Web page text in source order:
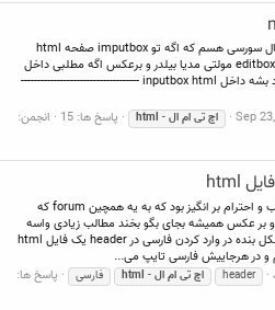
با سلام و تبریک عیدقربان من دنبال سورسی هسم که اگه تو imputbox صفحه html
مطلبی نوشته بشه لود بشه داخل editbox مولتی مدیا بیلدر و برعکس اگه مطلبی داخل
editbox مولتی مدیا تایپ بشه لود بشه داخل inputbox html ------------------------------------
Sep
html - اچ تی ام ال پاسخ ها: 15
انجمن:
سلام دوستان اولا بسیار واسم جالب و احترام بر انگیز بود که به یه همچین forum که
و بر عکس همیشه بجای بگو بخند مطالب زیادی واسه
یادگیری داره برخوردم ٬ ممنون مشکل بنده در وارد کردن فارسی در header یک فایل html
header
html - اچ تی ام ال فارسی
پاسخ ها: